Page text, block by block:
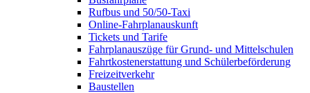
Rufbus und 50/50-Taxi
Online-Fahrplanauskunft
Tickets und Tarife
Fahrplanauszüge für Grund- und Mittelschulen
Fahrtkostenerstattung und Schülerbeförderung
Freizeitverkehr
Baustellen